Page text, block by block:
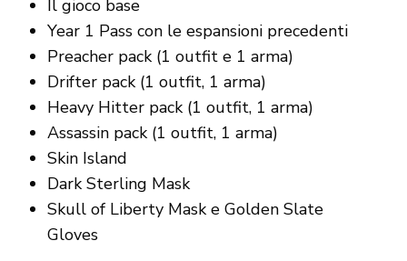
Il gioco base
Year 1 Pass con le espansioni precedenti
Preacher pack (1 outfit e 1 arma)
Drifter pack (1 outfit, 1 arma)
Heavy Hitter pack (1 outfit, 1 arma)
Assassin pack (1 outfit, 1 arma)
Skin Island
Dark Sterling Mask
Skull of Liberty Mask e Golden Slate
Gloves